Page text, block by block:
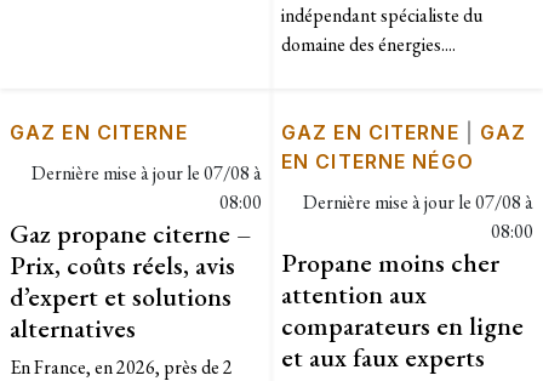
indépendant spécialiste du
domaine des énergies....
GAZ EN CITERNE
Dernière mise à jour le07/08 à
08:00
Gaz propane citerne –
Prix, coûts réels, avis
d’expert et solutions
alternatives
En France, en 2026, près de 2
GAZ EN CITERNE
GAZ
EN CITERNE NÉGO
Dernière mise à jour le07/08 à
08:00
Propane moins cher
attention aux
comparateurs en ligne
et aux faux experts